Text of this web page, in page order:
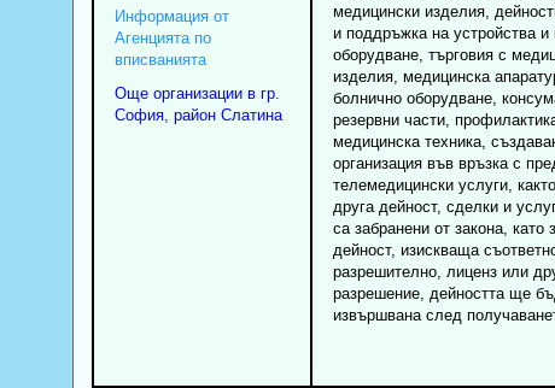
Информация от
Агенцията по
вписванията
Още организации в гр.
София, район Слатина
медицински изделия,
и поддръжка на устройства и
оборудване, търговия с
изделия, медицинска
болнично оборудване,
резервни части,
медицинска техника,
организация във връзка с
телемедицински услуги,
друга дейност, сделки и
са забранени от закона, като
дейност, изискваща
разрешително, лиценз или
разрешение, дейността ще
извършвана след